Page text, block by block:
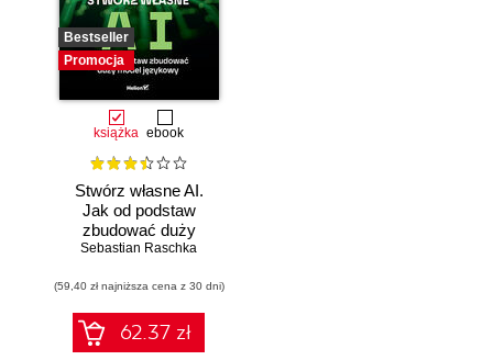
Bestseller
Promocja
książka ebook
Stwórz własne AI.
Jak od podstaw
zbudować duży
model językowy
Sebastian Raschka
(59,40 zł najniższa cena z 30 dni)
62.37 zł